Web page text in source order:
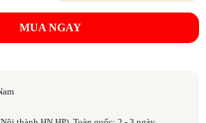
MUA NGAY